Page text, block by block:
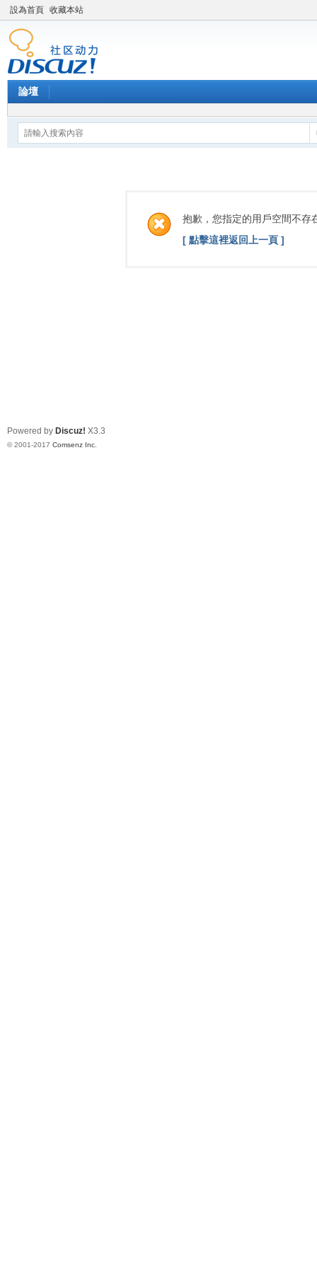
設為首頁 收藏本站
論壇
抱歉，您指定的用戶空間不存
[ 點擊這裡返回上一頁 ]
Powered by Discuz! X3.3
© 2001-2017 Comsenz Inc.